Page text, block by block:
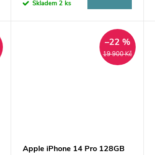
Skladem2 ks
19 900 Kč
–22 %
Apple iPhone 14 Pro 128GB